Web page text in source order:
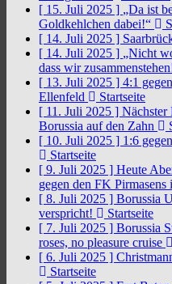
[ 15. Juli 2025 ] „Da ist
Goldkehlchen dabei!“
[ 14. Juli 2025 ]
[ 14. Juli 2025 ] „Nicht
dass wir
[ 13. Juli 2025 ] 4:1
Ellenfeld
Startseite
[ 11. Juli 2025 ] Nächster
Borussia auf den Zahn
[ 10. Juli 2025 ] 1:6
Startseite
[ 9. Juli 2025 ] Heute
gegen den FK Pirmasens
[ 8. Juli 2025 ] Borussia
verspricht!
Startseite
[ 7. Juli 2025 ] Borussia
roses, no pleasure cruise
[ 6. Juli 2025 ]
Startseite